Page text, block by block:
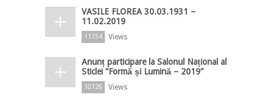
VASILE FLOREA 30.03.1931 –
11.02.2019
11754 Views
Anunț participare la Salonul Național al
Sticlei ”Formă și Lumină – 2019”
10726 Views